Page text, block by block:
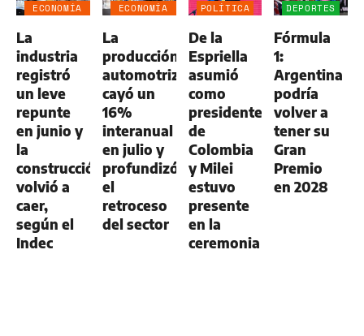
ECONOMÍA
La
industria
registró
un leve
repunte
en junio y
la
construcción
volvió a
caer,
según el
Indec
ECONOMÍA
La
producción
automotriz
cayó un
16%
interanual
en julio y
profundizó
el
retroceso
del sector
POLÍTICA
De la
Espriella
asumió
como
presidente
de
Colombia
y Milei
estuvo
presente
en la
ceremonia
DEPORTES
Fórmula
1:
Argentina
podría
volver a
tener su
Gran
Premio
en 2028